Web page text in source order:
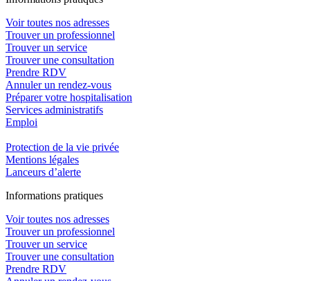
Voir toutes nos adresses
Trouver un professionnel
Trouver un service
Trouver une consultation
Prendre RDV
Annuler un rendez-vous
Préparer votre hospitalisation
Services administratifs
Emploi​
Protection de la vie privée
Mentions légales
Lanceurs d’alerte
Informations pratiques
Voir toutes nos adresses
Trouver un professionnel
Trouver un service
Trouver une consultation
Prendre RDV